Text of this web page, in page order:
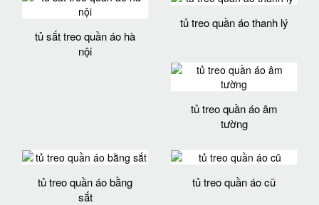
tủ sắt treo quần áo hà
nội
tủ treo quần áo thanh lý
tủ treo quần áo âm
tường
tủ treo quần áo bằng
sắt
tủ treo quần áo cũ